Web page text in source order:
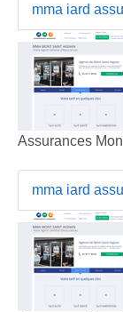
mma iard
Assurances
mma iard